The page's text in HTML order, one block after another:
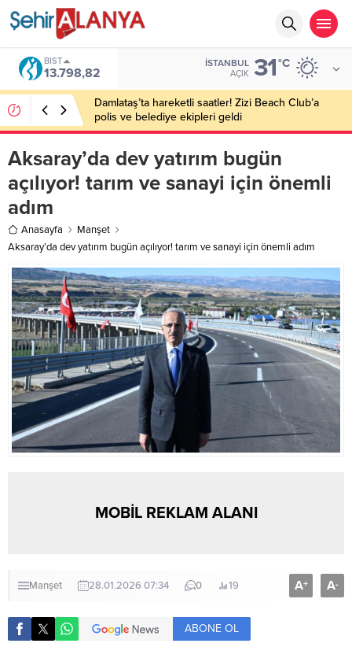
BIST
13.798,82
İSTANBUL
AÇIK 31°C
Damlataş’ta hareketli saatler! Zizi Beach Club’a
polis ve belediye ekipleri geldi
Aksaray’da dev yatırım bugün
açılıyor! tarım ve sanayi için önemli
adım
Anasayfa
Manşet
Aksaray’da dev yatırım bugün açılıyor! tarım ve sanayi için önemli adım
MOBİL REKLAM ALANI
Manşet 28.01.2026 07:34 0 19 A+ A-
ABONE OL